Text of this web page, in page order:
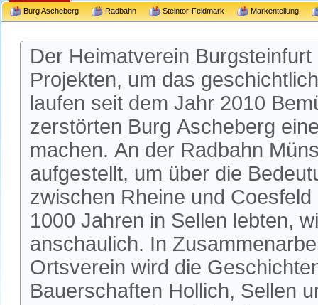
Burg Ascheberg Radbahn Steintor-Feldmark Markenteilung
Der Heimatverein
Projekten, um das
laufen seit dem Jahr 2010
zerstörten Burg Ascheberg
machen. An der Radbahn
aufgestellt, um über die
zwischen Rheine und
1000 Jahren in Sellen lebten,
anschaulich. In
Ortsverein wird die
Bauerschaften Hollich, Sellen